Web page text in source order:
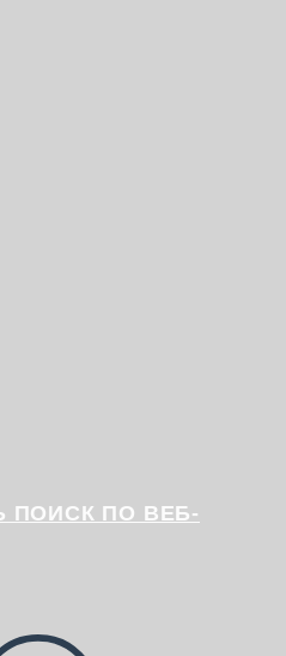
ПОИСК ПО ВЕБ-